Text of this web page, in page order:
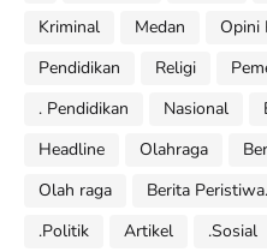
Kriminal
Medan Opini
Pendidikan
Religi
. Pendidikan
Nasional
Headline
Olahraga
Olah raga
Berita Peristiwa.
.Politik
Artikel .Sosial